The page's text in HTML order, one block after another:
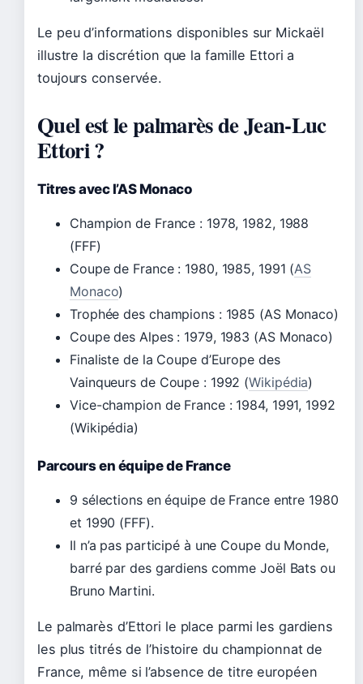
Le peu d’informations disponibles sur Mickaël
illustre la discrétion que la famille Ettori a
toujours conservée.
Quel est le palmarès de Jean-Luc
Ettori ?
Titres avec l’AS Monaco
Champion de France : 1978, 1982, 1988
(FFF)
Coupe de France : 1980, 1985, 1991 (AS
Monaco)
Trophée des champions : 1985 (AS Monaco)
Coupe des Alpes : 1979, 1983 (AS Monaco)
Finaliste de la Coupe d’Europe des
Vainqueurs de Coupe : 1992 (Wikipédia)
Vice-champion de France : 1984, 1991, 1992
(Wikipédia)
Parcours en équipe de France
9 sélections en équipe de France entre 1980
et 1990 (FFF).
Il n’a pas participé à une Coupe du Monde,
barré par des gardiens comme Joël Bats ou
Bruno Martini.
Le palmarès d’Ettori le place parmi les gardiens
les plus titrés de l’histoire du championnat de
France, même si l’absence de titre européen